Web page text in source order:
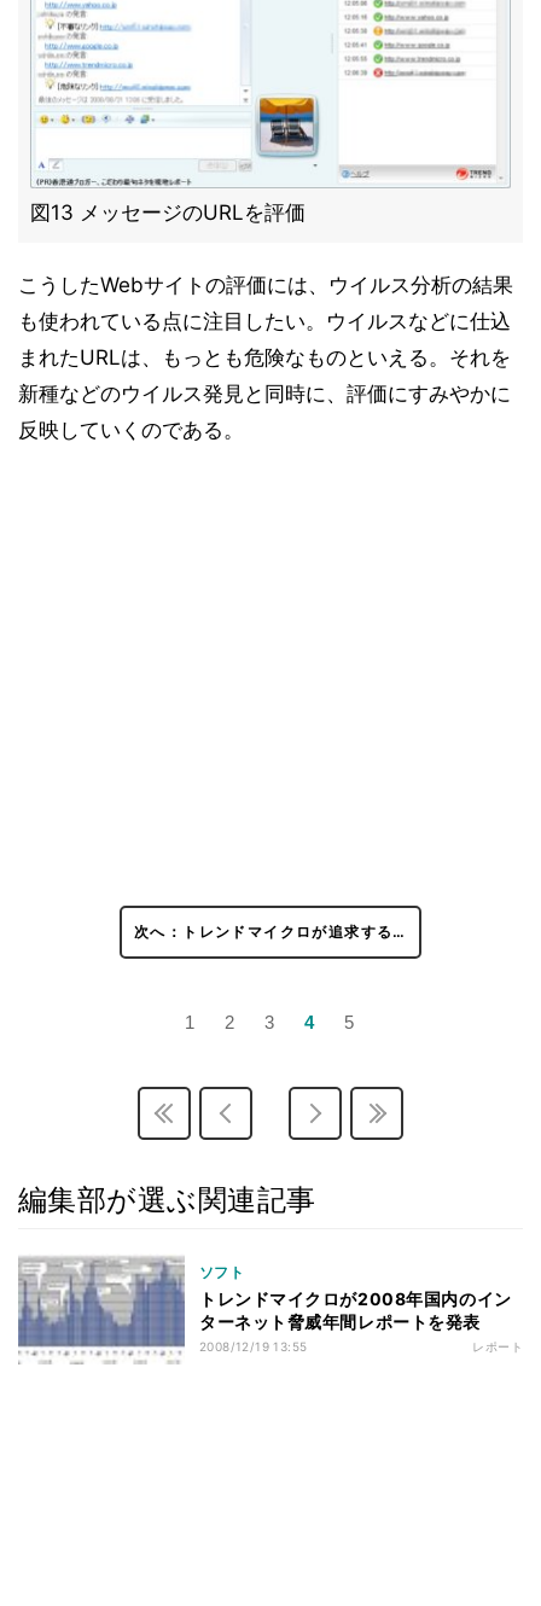
図13 メッセージのURLを評価
こうしたWebサイトの評価には、ウイルス分析の結果
も使われている点に注目したい。ウイルスなどに仕込
まれたURLは、もっとも危険なものといえる。それを
新種などのウイルス発見と同時に、評価にすみやかに
反映していくのである。
次へ：トレンドマイクロが追求する…
1 2 3 4 5
編集部が選ぶ関連記事
ソフト
トレンドマイクロが2008年国内のイン
ターネット脅威年間レポートを発表
2008/12/19 13:55 レポート